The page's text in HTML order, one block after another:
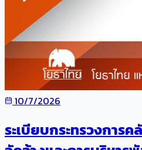
10/7/2026
ระเบียบกระทรวงการ